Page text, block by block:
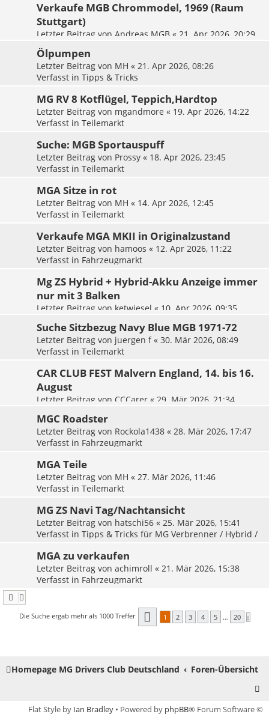
Verkaufe MGB Chrommodel, 1969 (Raum
Stuttgart)
Letzter Beitrag von Andreas MGB « 21. Apr 2026, 20:29
Verfasst in
Ölpumpen
Letzter Beitrag von MH « 21. Apr 2026, 08:26
Verfasst in Tipps & Tricks
MG RV 8 Kotflügel, Teppich,Hardtop
Letzter Beitrag von mgandmore « 19. Apr 2026, 14:22
Verfasst in Teilemarkt
Suche: MGB Sportauspuff
Letzter Beitrag von Prossy « 18. Apr 2026, 23:45
Verfasst in Teilemarkt
MGA Sitze in rot
Letzter Beitrag von MH « 14. Apr 2026, 12:45
Verfasst in Teilemarkt
Verkaufe MGA MKII in Originalzustand
Letzter Beitrag von hamoos « 12. Apr 2026, 11:22
Verfasst in Fahrzeugmarkt
Mg ZS Hybrid + Hybrid-Akku Anzeige immer
nur mit 3 Balken
Letzter Beitrag von ketwiesel « 10. Apr 2026, 09:35
Plugin
Suche Sitzbezug Navy Blue MGB 1971-72
Letzter Beitrag von juergen f« 30. Mär 2026, 08:49
Verfasst in Teilemarkt
CAR CLUB FEST Malvern England, 14. bis 16.
August
Letzter Beitrag von CCCarer « 29. Mär 2026, 21:34
MGC Roadster
Letzter Beitrag von Rockola1438 « 28. Mär 2026, 17:47
Verfasst in Fahrzeugmarkt
MGA Teile
Letzter Beitrag von MH « 27. Mär 2026, 11:46
Verfasst in Teilemarkt
MG ZS Navi Tag/Nachtansicht
Letzter Beitrag von hatschi56 « 25. Mär 2026, 15:41
Verfasst in Tipps & Tricks für MG Verbrenner / Hybrid /
MGA zu verkaufen
Letzter Beitrag von achimroll « 21. Mär 2026, 15:38
Verfasst in Fahrzeugmarkt
Die Suche ergab mehr als 1000 Treffer Seite1von20
1 2 3 4 5 … 20
Homepage MG Drivers Club Deutschland Foren-Übersicht
Flat Style by Ian Bradley • Powered by phpBB® Forum Software ©